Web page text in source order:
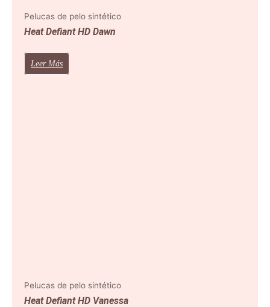
Pelucas de pelo sintético
Heat Defiant HD Dawn
Leer Más
Pelucas de pelo sintético
Heat Defiant HD Vanessa